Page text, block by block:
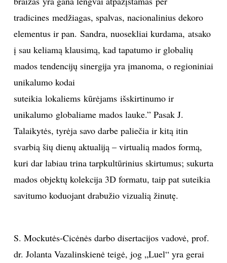
tradicines medžiagas, spalvas, nacionalinius dekoro
elementus ir pan. Sandra, nuosekliai kurdama, atsako
į sau keliamą klausimą, kad tapatumo ir globalių
mados tendencijų sinergija yra įmanoma, o regioniniai
unikalumo kodai
suteikia lokaliems kūrėjams išskirtinumo ir
unikalumo globaliame mados lauke.” Pasak J.
Talaikytės, tyrėja savo darbe paliečia ir kitą itin
svarbią šių dienų aktualiją – virtualią mados formą,
kuri dar labiau trina tarpkultūrinius skirtumus; sukurta
mados objektų kolekcija 3D formatu, taip pat suteikia
savitumo koduojant drabužio vizualią žinutę.
S. Mockutės-Cicėnės darbo disertacijos vadovė, prof.
dr. Jolanta Vazalinskienė teigė, jog „Luel“ yra gerai